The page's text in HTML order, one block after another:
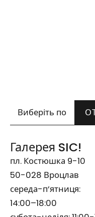
Wskazówki dojazdu
Галерея SIC!
пл. Костюшка 9-10
50-028 Вроцлав
середа-п’ятниця:
14:00–18:00